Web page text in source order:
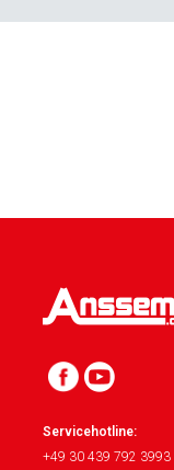
Servicehotline:
+49 30 439 792 3993